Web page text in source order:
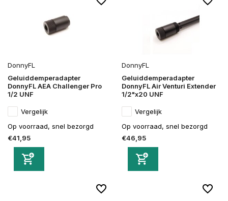
DonnyFL
Geluiddemperadapter
DonnyFL AEA Challenger Pro
1/2 UNF
Vergelijk
Op voorraad, snel bezorgd
€41,95
DonnyFL
Geluiddemperadapter
DonnyFL Air Venturi Extender
1/2"x20 UNF
Vergelijk
Op voorraad, snel bezorgd
€46,95